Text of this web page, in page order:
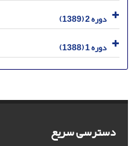
دوره 2 (1389)
دوره 1 (1388)
دسترسی سریع